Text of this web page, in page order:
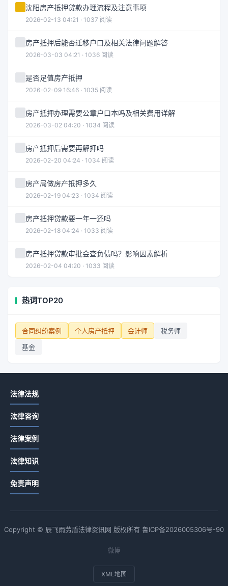
沈阳房产抵押贷款办理流程及注意事项
2026-02-13 04:21 · 1037 阅读
房产抵押后能否迁移户口及相关法律问题解答
2026-03-03 04:21 · 1036 阅读
是否足值房产抵押
2026-02-09 16:46 · 1035 阅读
房产抵押办理需要公章户口本吗及相关费用详解
2026-03-02 04:20 · 1034 阅读
房产抵押后需要再解押吗
2026-02-20 04:24 · 1034 阅读
房产局做房产抵押多久
2026-02-19 04:23 · 1034 阅读
房产抵押贷款要一年一还吗
2026-02-18 04:24 · 1033 阅读
房产抵押贷款审批会查负债吗？影响因素解析
2026-02-04 04:20 · 1033 阅读
热词TOP20
合同纠纷案例 个人房产抵押 会计师
税务师
基金
法律法规
法律咨询
法律案例
法律知识
免责声明
Copyright © 辰飞雨劳盾法律资讯网 版权所有 鲁ICP备2026005306号-90
微博
XML地图